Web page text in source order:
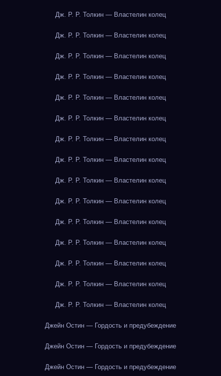
Дж. Р. Р. Толкин — Властелин колец
Дж. Р. Р. Толкин — Властелин колец
Дж. Р. Р. Толкин — Властелин колец
Дж. Р. Р. Толкин — Властелин колец
Дж. Р. Р. Толкин — Властелин колец
Дж. Р. Р. Толкин — Властелин колец
Дж. Р. Р. Толкин — Властелин колец
Дж. Р. Р. Толкин — Властелин колец
Дж. Р. Р. Толкин — Властелин колец
Дж. Р. Р. Толкин — Властелин колец
Дж. Р. Р. Толкин — Властелин колец
Дж. Р. Р. Толкин — Властелин колец
Дж. Р. Р. Толкин — Властелин колец
Дж. Р. Р. Толкин — Властелин колец
Дж. Р. Р. Толкин — Властелин колец
Джейн Остин — Гордость и предубеждение
Джейн Остин — Гордость и предубеждение
Джейн Остин — Гордость и предубеждение